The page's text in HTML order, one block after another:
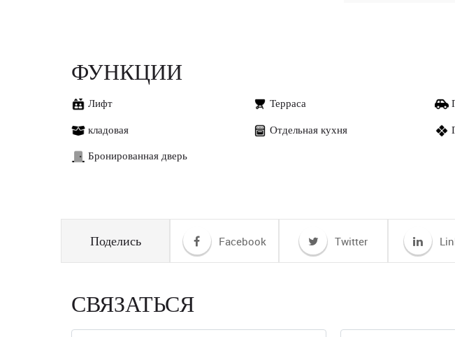
ФУНКЦИИ
Лифт Терраса
кладовая
Отдельная кухня
Бронированная дверь
Поделись Facebook Twitter
СВЯЗАТЬСЯ